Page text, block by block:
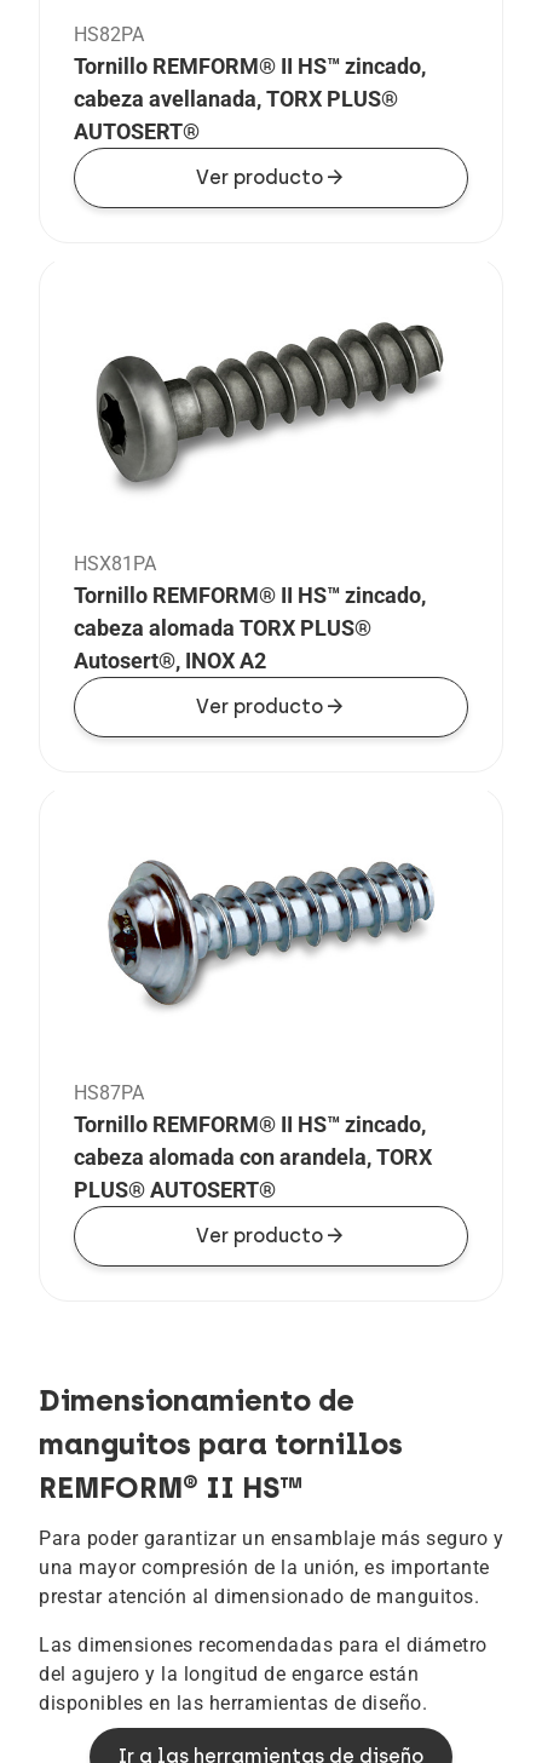
HS82PA
Tornillo REMFORM® II HS™ zincado,
cabeza avellanada, TORX PLUS®
AUTOSERT®
Ver productoarrow_forward
HSX81PA
Tornillo REMFORM® II HS™ zincado,
cabeza alomada TORX PLUS®
Autosert®, INOX A2
Ver productoarrow_forward
HS87PA
Tornillo REMFORM® II HS™ zincado,
cabeza alomada con arandela, TORX
PLUS® AUTOSERT®
Ver productoarrow_forward
Dimensionamiento de
manguitos para tornillos
REMFORM® II HS™
Para poder garantizar un ensamblaje más seguro y
una mayor compresión de la unión, es importante
prestar atención al dimensionado de manguitos.
Las dimensiones recomendadas para el diámetro
del agujero y la longitud de engarce están
disponibles en las herramientas de diseño.
Ir a las herramientas de diseño